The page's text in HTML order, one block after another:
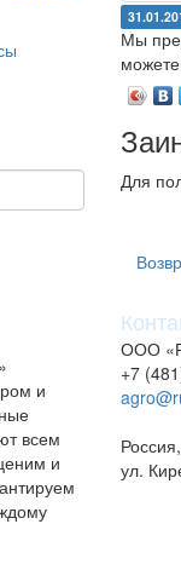
Мы
Для
и
всем
и
ООО
+7
ул.